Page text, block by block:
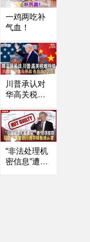
一鸡两吃补
气血！
川普承认对
华高关税不
能达成协议
｜为“川习
会”作准备 贝
森特称下周
与何立峰会
面｜会晤泽
“非法处理机
密信息”遭18